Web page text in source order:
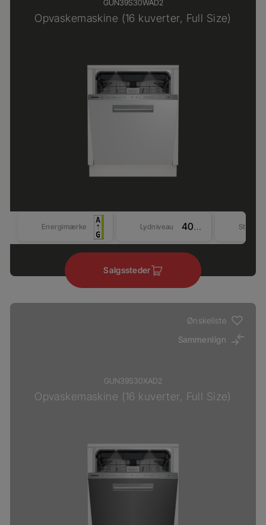
GUN39S30WAD2
Opvaskemaskine (16 kuverter, Full Size)
Energimærke Lydniveau 40 dBA
Salgssteder
Ønskeliste
Sammenlign
GUN39S30XAD2
Opvaskemaskine (16 kuverter, Full Size)